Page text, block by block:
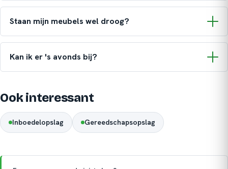
Staan mijn meubels wel droog?
Kan ik er 's avonds bij?
Ook interessant
Inboedelopslag Gereedschapsopslag